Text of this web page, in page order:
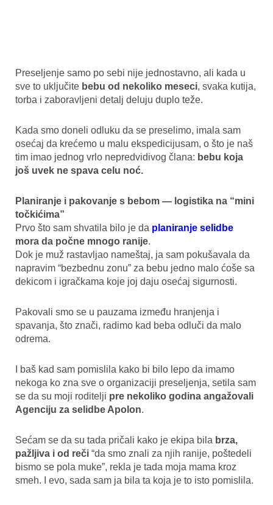
Preseljenje samo po sebi nije jednostavno, ali kada u
sve to uključite bebu od nekoliko meseci, svaka kutija,
torba i zaboravljeni detalj deluju duplo teže.
Kada smo doneli odluku da se preselimo, imala sam
osećaj da krećemo u malu ekspedicijusam, o što je naš
tim imao jednog vrlo nepredvidivog člana: bebu koja
još uvek ne spava celu noć.
Planiranje i pakovanje s bebom — logistika na “mini
točkićima”
Prvo što sam shvatila bilo je da planiranje selidbe
mora da počne mnogo ranije.
Dok je muž rastavljao nameštaj, ja sam pokušavala da
napravim “bezbednu zonu” za bebu jedno malo ćoše sa
dekicom i igračkama koje joj daju osećaj sigurnosti.
Pakovali smo se u pauzama između hranjenja i
spavanja, što znači, radimo kad beba odluči da malo
odrema.
I baš kad sam pomislila kako bi bilo lepo da imamo
nekoga ko zna sve o organizaciji preseljenja, setila sam
se da su moji roditelji pre nekoliko godina angažovali
Agenciju za selidbe Apolon.
Sećam se da su tada pričali kako je ekipa bila brza,
pažljiva i od reči “da smo znali za njih ranije, poštedeli
bismo se pola muke”, rekla je tada moja mama kroz
smeh. I evo, sada sam ja bila ta koja je to isto pomislila.